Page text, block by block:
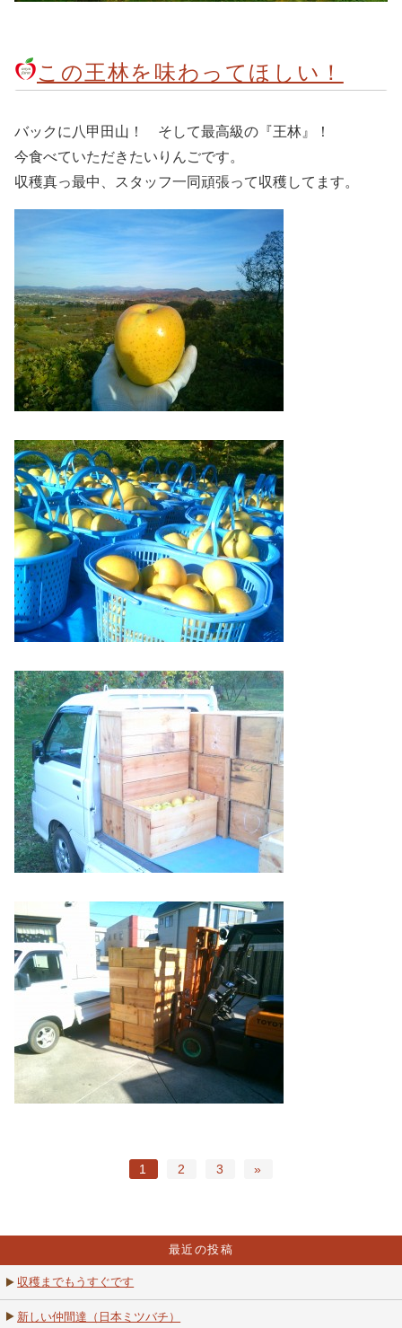
この王林を味わってほしい！
バックに八甲田山！ そして最高級の『王林』！
今食べていただきたいりんごです。
収穫真っ最中、スタッフ一同頑張って収穫してます。
1 2 3 »
最近の投稿
収穫までもうすぐです
新しい仲間達（日本ミツバチ）